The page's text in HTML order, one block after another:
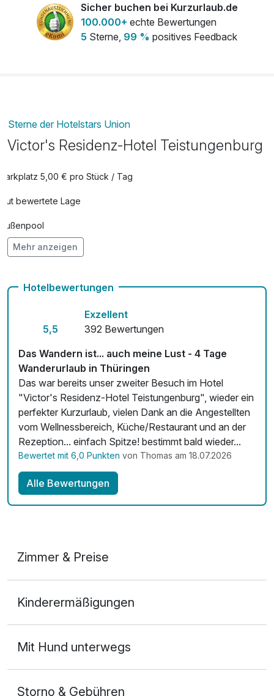
Whiskey Welt - Burg Scharfenstein
pro Person
Sicher buchen bei Kurzurlaub.de
100.000+ echte Bewertungen
5 Sterne, 99 % positives Feedback
Sterne der Hotelstars Union
Victor's Residenz-Hotel Teistungenburg
Parkplatz 5,00 € pro Stück / Tag
Gut bewertete Lage
Außenpool
Vielseitiger Wellnessbereich
Fitnessgeräte stehen bereit
Kostenloses W-LAN
Mit Hotelbar
Mehr anzeigen
Hotelbewertungen
5,5
Exzellent
392 Bewertungen
Das Wandern ist... auch meine Lust - 4 Tage
Wanderurlaub in Thüringen
Das war bereits unser zweiter Besuch im Hotel
"Victor's Residenz-Hotel Teistungenburg", wieder ein
perfekter Kurzurlaub, vielen Dank an die Angestellten
vom Wellnessbereich, Küche/Restaurant und an der
Rezeption... einfach Spitze! bestimmt bald wieder...
Bewertet mit 6,0 Punkten von Thomas am 18.07.2026
Alle Bewertungen
Zimmer & Preise
2 Erwachsene
Kinderermäßigungen
Mit Hund unterwegs
Storno & Gebühren